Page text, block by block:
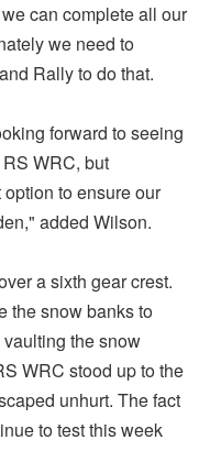
can complete all our
we need to
Rally to do that.
forward to seeing
WRC, but
to ensure our
added Wilson.
a sixth gear crest.
the snow banks to
the snow
WRC stood up to the
unhurt. The fact
to test this week